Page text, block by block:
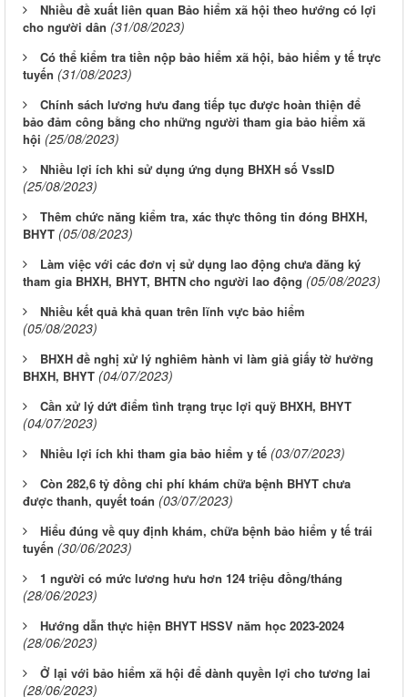
Nhiều đề xuất liên quan Bảo hiểm xã hội theo hướng có lợi
cho người dân (31/08/2023)
Có thể kiểm tra tiền nộp bảo hiểm xã hội, bảo hiểm y tế trực
tuyến (31/08/2023)
Chính sách lương hưu đang tiếp tục được hoàn thiện để
bảo đảm công bằng cho những người tham gia bảo hiểm xã
hội (25/08/2023)
Nhiều lợi ích khi sử dụng ứng dụng BHXH số VssID
(25/08/2023)
Thêm chức năng kiểm tra, xác thực thông tin đóng BHXH,
BHYT (05/08/2023)
Làm việc với các đơn vị sử dụng lao động chưa đăng ký
tham gia BHXH, BHYT, BHTN cho người lao động (05/08/2023)
Nhiều kết quả khả quan trên lĩnh vực bảo hiểm
(05/08/2023)
BHXH đề nghị xử lý nghiêm hành vi làm giả giấy tờ hưởng
BHXH, BHYT (04/07/2023)
Cần xử lý dứt điểm tình trạng trục lợi quỹ BHXH, BHYT
(04/07/2023)
Nhiều lợi ích khi tham gia bảo hiểm y tế (03/07/2023)
Còn 282,6 tỷ đồng chi phí khám chữa bệnh BHYT chưa
được thanh, quyết toán (03/07/2023)
Hiểu đúng về quy định khám, chữa bệnh bảo hiểm y tế trái
tuyến (30/06/2023)
1 người có mức lương hưu hơn 124 triệu đồng/tháng
(28/06/2023)
Hướng dẫn thực hiện BHYT HSSV năm học 2023-2024
(28/06/2023)
Ở lại với bảo hiểm xã hội để dành quyền lợi cho tương lai
(28/06/2023)